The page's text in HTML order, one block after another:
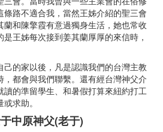
路不適合我，當然王姊介紹的聖三會
和陳擎霞有意過獨身生活，她也常收
王姊每次接到姜其蘭厚厚的來信時，
的家以後，凡是認識我們的台灣主教
都會與我們聯繫。還有經台灣神父介
的準留學生、和暑假打算來紐約打工
求助。
中原神父(老于)